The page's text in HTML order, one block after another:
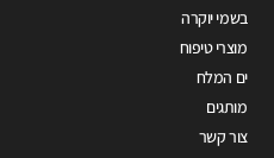
בשמי יוקרה
מוצרי טיפוח
ים המלח
מותגים
צור קשר